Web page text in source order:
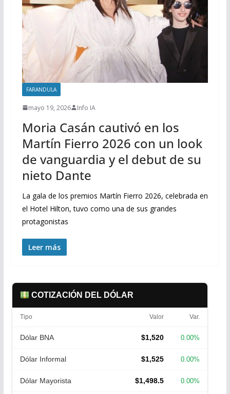
FARANDULA
mayo 19, 2026 Info IA
Moria Casán cautivó en los
Martín Fierro 2026 con un look
de vanguardia y el debut de su
nieto Dante
La gala de los premios Martín Fierro 2026, celebrada en
el Hotel Hilton, tuvo como una de sus grandes
protagonistas
Leer más
COTIZACIÓN DEL DÓLAR
Tipo Valor Var.
Dólar BNA $1,520 0.00%
Dólar Informal $1,525 0.00%
Dólar Mayorista $1,498.5 0.00%